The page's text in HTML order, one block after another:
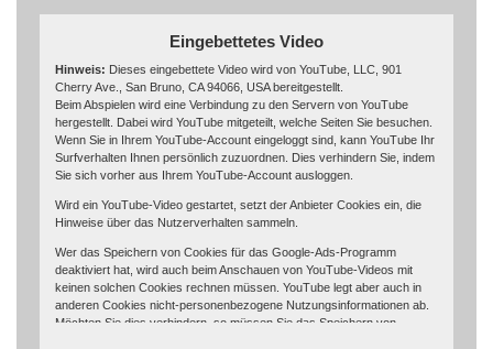
Eingebettetes Video
Hinweis: Dieses eingebettete Video wird von YouTube, LLC, 901
Cherry Ave., San Bruno, CA 94066, USA bereitgestellt.
Beim Abspielen wird eine Verbindung zu den Servern von YouTube
hergestellt. Dabei wird YouTube mitgeteilt, welche Seiten Sie besuchen.
Wenn Sie in Ihrem YouTube-Account eingeloggt sind, kann YouTube Ihr
Surfverhalten Ihnen persönlich zuzuordnen. Dies verhindern Sie, indem
Sie sich vorher aus Ihrem YouTube-Account ausloggen.
Wird ein YouTube-Video gestartet, setzt der Anbieter Cookies ein, die
Hinweise über das Nutzerverhalten sammeln.
Wer das Speichern von Cookies für das Google-Ads-Programm
deaktiviert hat, wird auch beim Anschauen von YouTube-Videos mit
keinen solchen Cookies rechnen müssen. YouTube legt aber auch in
anderen Cookies nicht-personenbezogene Nutzungsinformationen ab.
Möchten Sie dies verhindern, so müssen Sie das Speichern von